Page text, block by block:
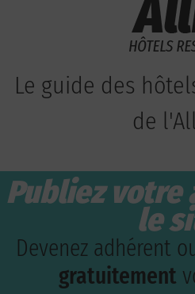
Le guide des
de
Publiez votre
le
Devenez adhérent
gratuitement